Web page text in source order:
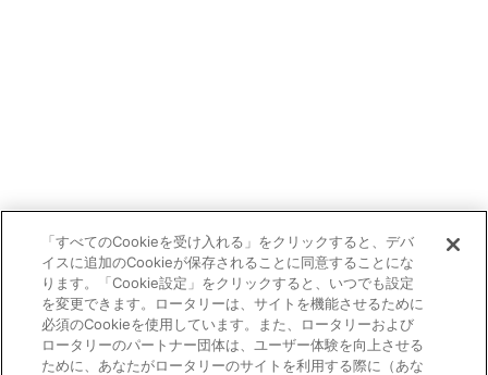
「すべてのCookieを受け入れる」をクリックすると、デバ
イスに追加のCookieが保存されることに同意することにな
ります。「Cookie設定」をクリックすると、いつでも設定
を変更できます。ロータリーは、サイトを機能させるために
必須のCookieを使用しています。また、ロータリーおよび
ロータリーのパートナー団体は、ユーザー体験を向上させる
ために、あなたがロータリーのサイトを利用する際に（あな